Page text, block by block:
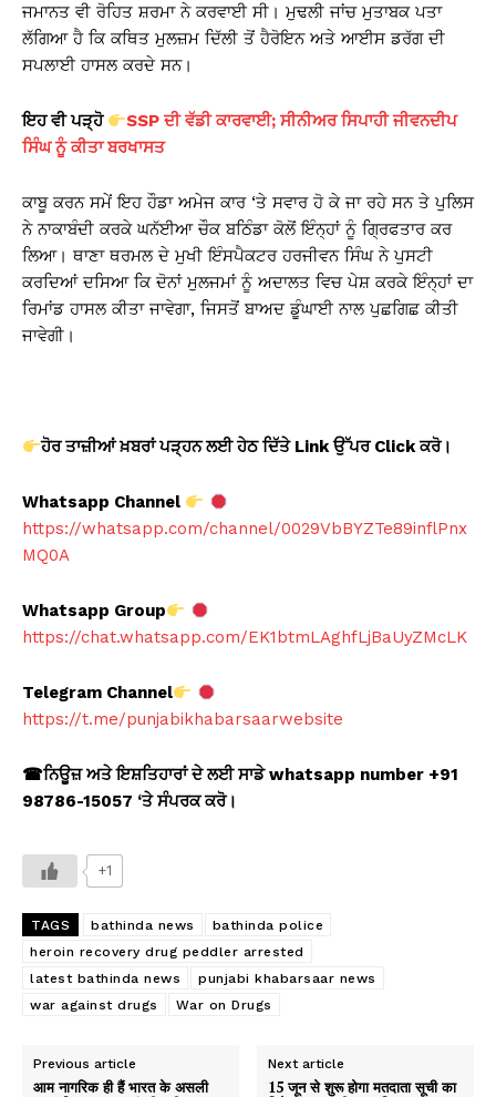
ਜਮਾਨਤ ਵੀ ਰੋਹਿਤ ਸ਼ਰਮਾ ਨੇ ਕਰਵਾਈ ਸੀ। ਮੁਢਲੀ ਜਾਂਚ ਮੁਤਾਬਕ ਪਤਾ
ਲੱਗਿਆ ਹੈ ਕਿ ਕਥਿਤ ਮੁਲਜ਼ਮ ਦਿੱਲੀ ਤੋਂ ਹੈਰੋਇਨ ਅਤੇ ਆਈਸ ਡਰੱਗ ਦੀ
ਸਪਲਾਈ ਹਾਸਲ ਕਰਦੇ ਸਨ।
ਇਹ ਵੀ ਪੜ੍ਹੋ
SSP ਦੀ ਵੱਡੀ ਕਾਰਵਾਈ; ਸੀਨੀਅਰ ਸਿਪਾਹੀ ਜੀਵਨਦੀਪ
ਸਿੰਘ ਨੂੰ ਕੀਤਾ ਬਰਖਾਸਤ
ਕਾਬੂ ਕਰਨ ਸਮੇਂ ਇਹ ਹੌਡਾ ਅਮੇਜ ਕਾਰ ‘ਤੇ ਸਵਾਰ ਹੋ ਕੇ ਜਾ ਰਹੇ ਸਨ ਤੇ ਪੁਲਿਸ
ਨੇ ਨਾਕਾਬੰਦੀ ਕਰਕੇ ਘਨੱਈਆ ਚੌਕ ਬਠਿੰਡਾ ਕੋਲੋਂ ਇੰਨ੍ਹਾਂ ਨੂੰ ਗ੍ਰਿਫਤਾਰ ਕਰ
ਲਿਆ। ਥਾਣਾ ਥਰਮਲ ਦੇ ਮੁਖੀ ਇੰਸਪੈਕਟਰ ਹਰਜੀਵਨ ਸਿੰਘ ਨੇ ਪੁਸਟੀ
ਕਰਦਿਆਂ ਦਸਿਆ ਕਿ ਦੋਨਾਂ ਮੁਲਜਮਾਂ ਨੂੰ ਅਦਾਲਤ ਵਿਚ ਪੇਸ਼ ਕਰਕੇ ਇੰਨ੍ਹਾਂ ਦਾ
ਰਿਮਾਂਡ ਹਾਸਲ ਕੀਤਾ ਜਾਵੇਗਾ, ਜਿਸਤੋਂ ਬਾਅਦ ਡੂੰਘਾਈ ਨਾਲ ਪੁਛਗਿਛ ਕੀਤੀ
ਜਾਵੇਗੀ।
ਹੋਰ ਤਾਜ਼ੀਆਂ ਖ਼ਬਰਾਂ ਪੜ੍ਹਨ ਲਈ ਹੇਠ ਦਿੱਤੇ Linkਉੱਪਰ Clickਕਰੋ।
Whatsapp Channel
https://whatsapp.com/channel/0029VbBYZTe89inflPnx
MQ0A
Whatsapp Group
https://chat.whatsapp.com/EK1btmLAghfLjBaUyZMcLK
Telegram Channel
https://t.me/punjabikhabarsaarwebsite
☎ਨਿਊਜ਼ ਅਤੇ ਇਸ਼ਤਿਹਾਰਾਂ ਦੇ ਲਈ ਸਾਡੇ whatsapp number +91
98786-15057 ‘ਤੇ ਸੰਪਰਕ ਕਰੋ।
+1
TAGS bathinda news
bathinda police
heroin recovery drug peddler arrested
latest bathinda news
punjabi khabarsaar news
war against drugs
War on Drugs
Previous article
आम नागरिक ही हैं भारत के असली
Next article
15 जून से शुरू होगा मतदाता सूची का